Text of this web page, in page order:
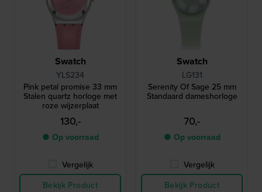
Swatch
YLS234
Pink petal promise 33 mm
Stalen quartz horloge met
roze wijzerplaat
130,-
● Op voorraad
Vergelijk
Bekijk Product
Swatch
LG131
Serenity Of Sage 25 mm
Standaard dameshorloge
70,-
● Op voorraad
Vergelijk
Bekijk Product